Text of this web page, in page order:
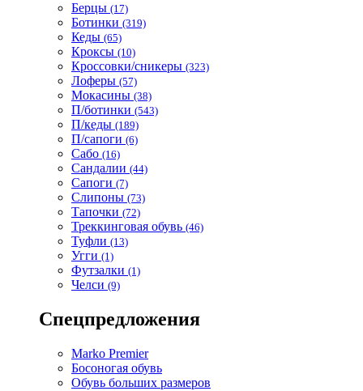
Берцы (17)
Ботинки (319)
Кеды (65)
Кроксы (10)
Кроссовки/сникеры (323)
Лоферы (57)
Мокасины (38)
П/ботинки (543)
П/кеды (189)
П/сапоги (6)
Сабо (16)
Сандалии (44)
Сапоги (7)
Слипоны (73)
Тапочки (72)
Треккинговая обувь (46)
Туфли (13)
Угги (1)
Футзалки (1)
Челси (9)
Спецпредложения
Marko Premier
Босоногая обувь
Обувь больших размеров